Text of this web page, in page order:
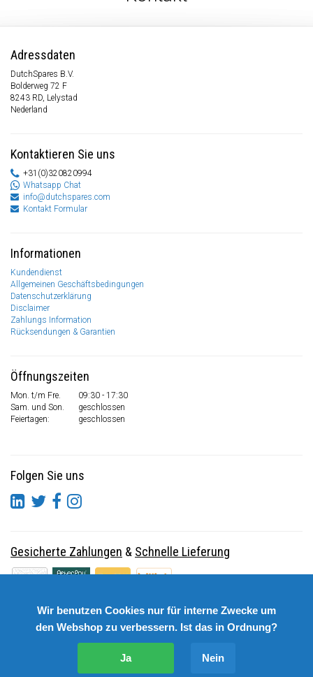
Adressdaten
DutchSpares B.V.
Bolderweg 72 F
8243 RD, Lelystad
Nederland
Kontaktieren Sie uns
+31(0)320820994
Whatsapp Chat
info@dutchspares.com
Kontakt Formular
Informationen
Kundendienst
Allgemeinen Geschäftsbedingungen
Datenschutzerklärung
Disclaimer
Zahlungs Information
Rücksendungen & Garantien
Öffnungszeiten
Mon. t/m Fre.
09:30 - 17:30
Sam. und Son.
geschlossen
Feiertagen:
geschlossen
Folgen Sie uns
Gesicherte Zahlungen & Schnelle Lieferung
Wir benutzen Cookies nur für interne Zwecke um
den Webshop zu verbessern. Ist das in Ordnung?
Ja Nein